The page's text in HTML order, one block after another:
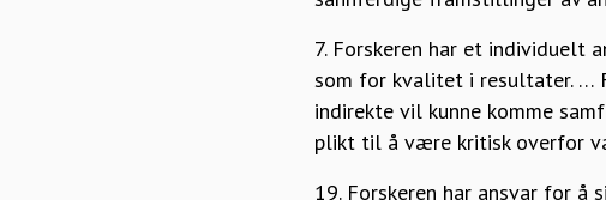
7. Forskeren har et individuelt
som for kvalitet i resultater. …
indirekte vil kunne komme
plikt til å være kritisk overfor
19. Forskeren har ansvar for å